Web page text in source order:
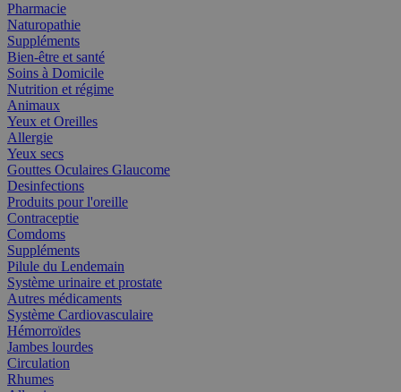
Pharmacie
Naturopathie
Suppléments
Bien-être et santé
Soins à Domicile
Nutrition et régime
Animaux
Yeux et Oreilles
Allergie
Yeux secs
Gouttes Oculaires Glaucome
Desinfections
Produits pour l'oreille
Contraceptie
Comdoms
Suppléments
Pilule du Lendemain
Système urinaire et prostate
Autres médicaments
Système Cardiovasculaire
Hémorroïdes
Jambes lourdes
Circulation
Rhumes